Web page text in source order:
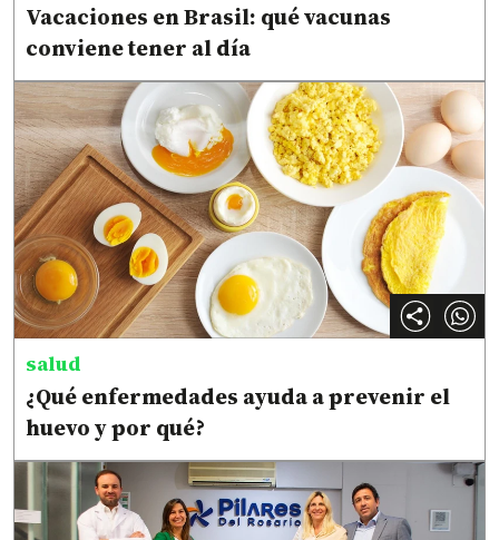
Vacaciones en Brasil: qué vacunas
conviene tener al día
salud
¿Qué enfermedades ayuda a prevenir el
huevo y por qué?